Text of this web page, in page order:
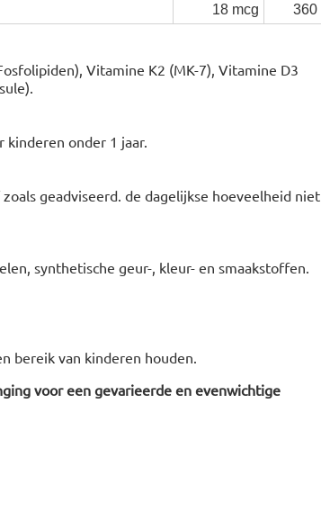
18 mcg 360
Vitamine K2 (MK-7), Vitamine D3
kinderen onder 1 jaar.
geadviseerd. de dagelijkse hoeveelheid niet
synthetische geur-, kleur- en smaakstoffen.
bereik van kinderen houden.
voor een gevarieerde en evenwichtige